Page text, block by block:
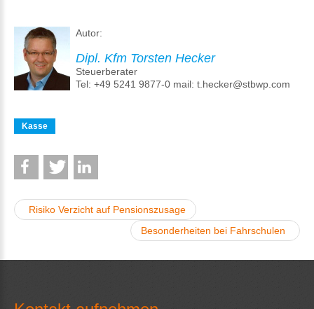
Autor:
Dipl. Kfm Torsten Hecker
Steuerberater
Tel: +49 5241 9877-0 mail: t.hecker@stbwp.com
Kasse
Risiko Verzicht auf Pensionszusage
Besonderheiten bei Fahrschulen